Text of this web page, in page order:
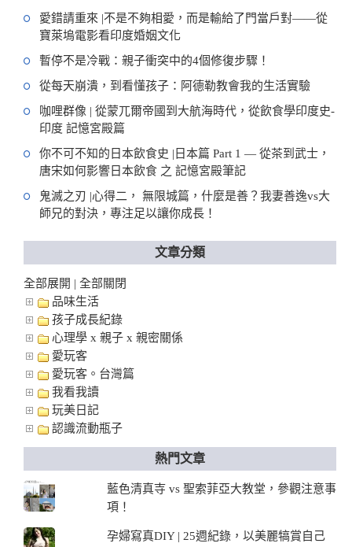
愛錯請重來 |不是不夠相愛，而是輸給了門當戶對——從
寶萊塢電影看印度婚姻文化
暫停不是冷戰：親子衝突中的4個修復步驟！
從每天崩潰，到看懂孩子：阿德勒教會我的生活實驗
咖哩群像 | 從蒙兀爾帝國到大航海時代，從飲食學印度史-
印度 記憶宮殿篇
你不可不知的日本飲食史 |日本篇 Part 1 — 從茶到武士，
唐宋如何影響日本飲食 之 記憶宮殿筆記
鬼滅之刃 |心得二， 無限城篇，什麼是善？我妻善逸vs大
師兄的對決，專注足以讓你成長！
文章分類
全部展開
全部關閉
品味生活
孩子成長紀錄
心理學 x 親子 x 親密關係
愛玩客
愛玩客。台灣篇
我看我讀
玩美日記
認識流動瓶子
熱門文章
藍色清真寺 vs 聖索菲亞大教堂，參觀注意事
項！
孕婦寫真DIY | 25週紀錄，以美麗犒賞自己